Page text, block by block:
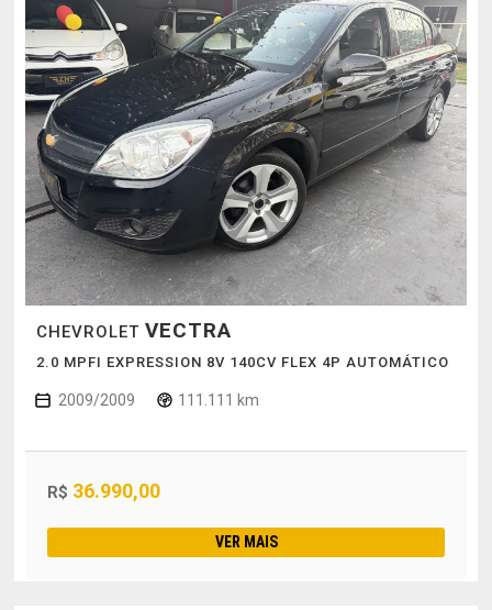
CHEVROLET VECTRA
2.0 MPFI EXPRESSION 8V 140CV FLEX 4P AUTOMÁTICO
2009/2009 111.111 km
R$ 36.990,00
VER MAIS